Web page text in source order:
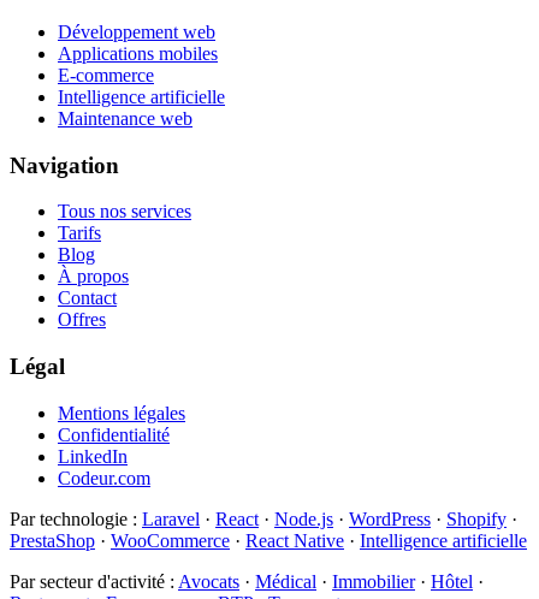
Développement web
Applications mobiles
E-commerce
Intelligence artificielle
Maintenance web
Navigation
Tous nos services
Tarifs
Blog
À propos
Contact
Offres
Légal
Mentions légales
Confidentialité
LinkedIn
Codeur.com
Par technologie : Laravel · React · Node.js · WordPress · Shopify ·
PrestaShop · WooCommerce · React Native · Intelligence artificielle
Par secteur d'activité : Avocats · Médical · Immobilier· Hôtel ·